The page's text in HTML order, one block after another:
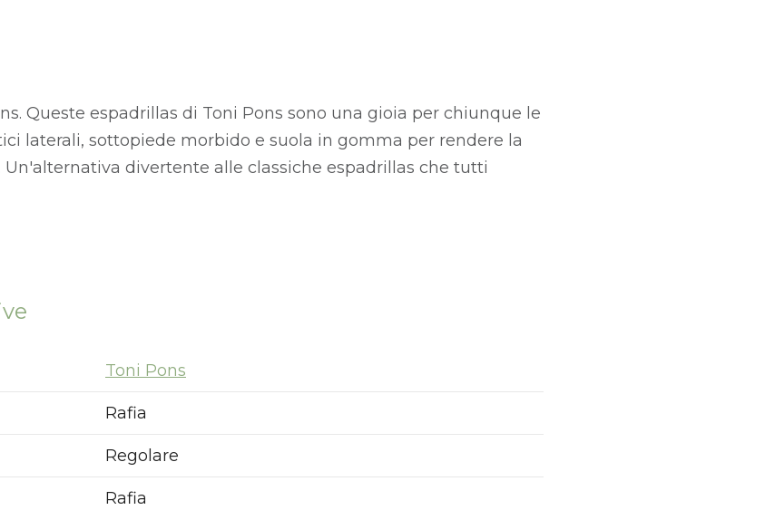
Queste espadrillas di Toni Pons sono una gioia per chiunque le
laterali, sottopiede morbido e suola in gomma per rendere la
divertente alle classiche espadrillas che tutti
Toni Pons
Rafia
Regolare
Rafia